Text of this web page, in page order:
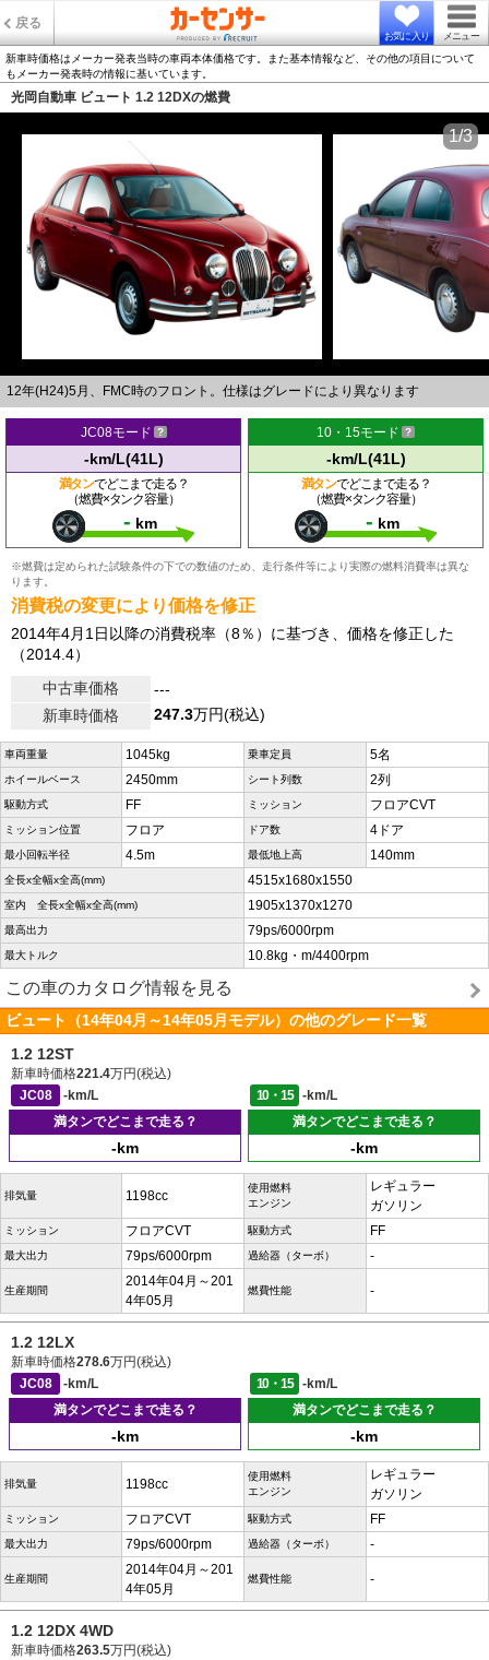
戻る
お気に入り メニュー
新車時価格はメーカー発表当時の車両本体価格です。また基本情報など、その他の項目について
もメーカー発表時の情報に基いています。
光岡自動車 ビュート 1.2 12DXの燃費
12年(H24)5月、FMC時のフロント。仕様はグレードにより異なります
1/3
JC08モード
-km/L(41L)
満タンでどこまで走る？
（燃費×タンク容量）
- km
10・15モード
-km/L(41L)
満タンでどこまで走る？
（燃費×タンク容量）
- km
※燃費は定められた試験条件の下での数値のため、走行条件等により実際の燃料消費率は異な
ります。
消費税の変更により価格を修正
2014年4月1日以降の消費税率（8％）に基づき、価格を修正した
（2014.4）
中古車価格
---
新車時価格
247.3万円(税込)
車両重量 1045kg 乗車定員 5名
ホイールベース 2450mm シート列数 2列
駆動方式 FF ミッション フロアCVT
ミッション位置 フロア ドア数 4ドア
最小回転半径 4.5m 最低地上高 140mm
全長x全幅x全高(mm) 4515x1680x1550
室内 全長x全幅x全高(mm) 1905x1370x1270
最高出力 79ps/6000rpm
最大トルク 10.8kg・m/4400rpm
この車のカタログ情報を見る
ビュート（14年04月～14年05月モデル）の他のグレード一覧
1.2 12ST
新車時価格221.4万円(税込)
JC08
-km/L 10・15
-km/L
満タンでどこまで走る？
-km
満タンでどこまで走る？
-km
排気量 1198cc
使用燃料
エンジン
レギュラー
ガソリン
ミッション フロアCVT 駆動方式 FF
最大出力 79ps/6000rpm 過給器（ターボ） -
生産期間
2014年04月～201
4年05月
燃費性能 -
1.2 12LX
新車時価格278.6万円(税込)
JC08
-km/L 10・15
-km/L
満タンでどこまで走る？
-km
満タンでどこまで走る？
-km
排気量 1198cc
使用燃料
エンジン
レギュラー
ガソリン
ミッション フロアCVT 駆動方式 FF
最大出力 79ps/6000rpm 過給器（ターボ） -
生産期間
2014年04月～201
4年05月
燃費性能 -
1.2 12DX 4WD
新車時価格263.5万円(税込)